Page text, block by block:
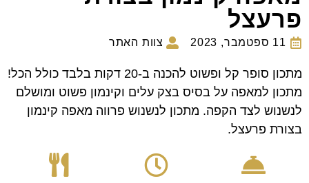
פרעצל
11 ספטמבר, 2023 צוות האתר
מתכון סופר קל ופשוט להכנה ב-20 דקות בלבד כולל הכל!
מתכון למאפה על בסיס בצק עלים וקינמון פשוט ומושלם
לנשנוש לצד הקפה. מתכון לנשנוש פרווה מאפה קינמון
בצורת פרעצל.